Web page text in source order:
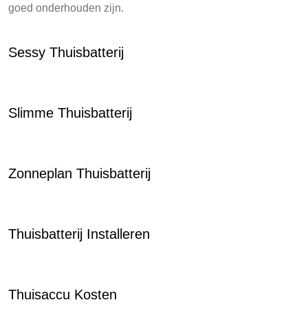
goed onderhouden zijn.
Sessy Thuisbatterij
Slimme Thuisbatterij
Zonneplan Thuisbatterij
Thuisbatterij Installeren
Thuisaccu Kosten